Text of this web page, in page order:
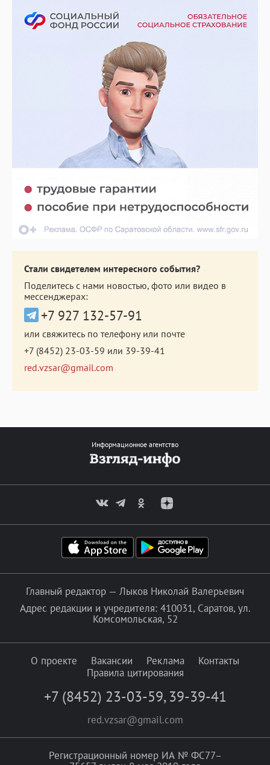
Стали свидетелем интересного события?
Поделитесь с нами новостью, фото или видео в
мессенджерах:
+7 927 132-57-91
или свяжитесь по телефону или почте
+7 (8452) 23-03-59 или 39-39-41
red.vzsar@gmail.com
Информационное агентство
Главный редактор — Лыков Николай Валерьевич
Адрес редакции и учредителя: 410031, Саратов, ул.
Комсомольская, 52
О проекте Вакансии Реклама
Контакты
Правила цитирования
+7 (8452) 23-03-59, 39-39-41
red.vzsar@gmail.com
Регистрационный номер ИА № ФС77–